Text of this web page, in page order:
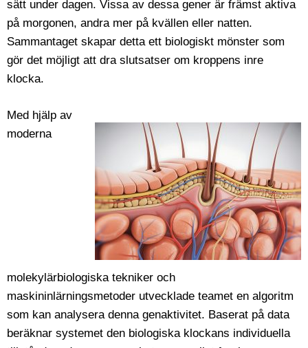
sätt under dagen. Vissa av dessa gener är främst aktiva
på morgonen, andra mer på kvällen eller natten.
Sammantaget skapar detta ett biologiskt mönster som
gör det möjligt att dra slutsatser om kroppens inre
klocka.
Med hjälp av
moderna
molekylärbiologiska tekniker och
maskininlärningsmetoder utvecklade teamet en algoritm
som kan analysera denna genaktivitet. Baserat på data
beräknar systemet den biologiska klockans individuella